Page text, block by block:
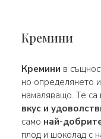
Кремини
Кремини в
но определянето
намаляващо. Те са
вкус и
само най-
плод и шоколад с